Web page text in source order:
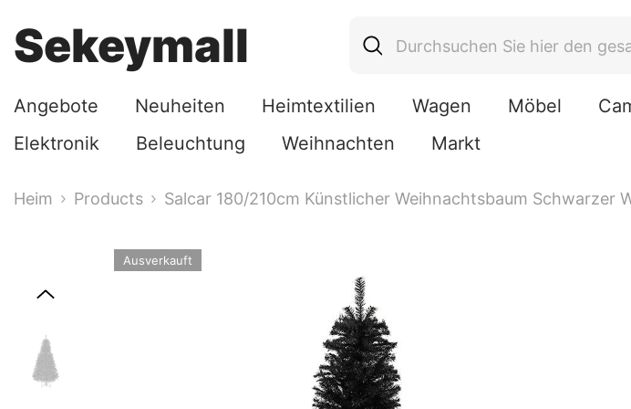
Sekeymall
Angebote Neuheiten Heimtextilien Wagen Möbel
Elektronik
Beleuchtung Weihnachten Markt
Heim Products Salcar 180/210cm Künstlicher Weihnachtsbaum
Ausverkauft